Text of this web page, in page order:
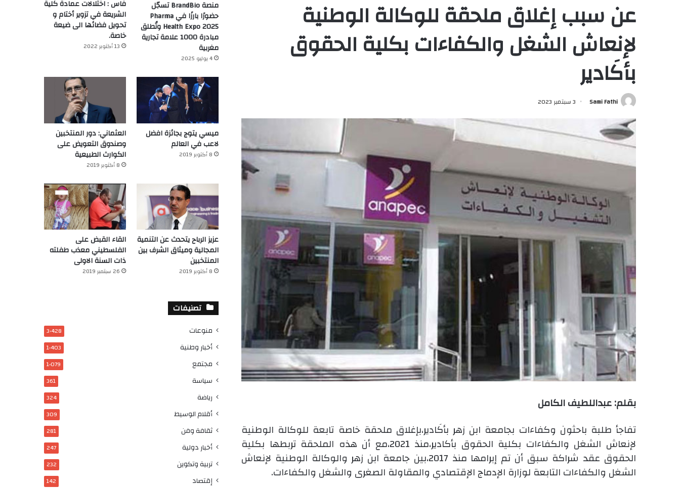
عن سبب إغلاق ملحقة للوكالة الوطنية
لإنعاش الشغل والكفاءات بكلية الحقوق
بأكَادير
Sami Fathi 3 سبتمبر 2023
بقلم: عبداللطيف الكامل
تفاجأ طلبة باحثون وكفاءات بجامعة ابن زهر بأكَادير،بإغلاق ملحقة خاصة تابعة للوكالة الوطنية
لإنعاش الشغل والكفاءات بكلية الحقوق بأكادير،منذ 2021،مع أن هذه الملحقة تربطها بكلية
الحقوق عقد شراكة سبق أن تم إبرامها منذ 2017،بين جامعة ابن زهر والوكالة الوطنية لإنعاش
الشغل والكفاءات التابعة لوزارة الإدماج الإقتصادي والمقاولة الصغرى والشغل والكفاءات.
منصة BrandBio تسجّل
حضورًا بارزًا في Pharma
Health Expo 2025 وتُطلق
مبادرة 1000 علامة تجارية
مغربية
4 يوليو 2025
فاس : اختلالات عمادة كلية
الشريعة في تزوير أختام و
تحويل فضائها الى ضيعة
خاصة.
13 أكتوبر 2022
ميسي يتوج بجائزة افضل
لاعب في العالم‎
8 أكتوبر 2019
العثماني: دور المنتخبين
وصندوق التعويض على
الكوارث الطبيعية
8 أكتوبر 2019
عزيز الرباح يتحدث عن التنمية
المجالية وميثاق الشرف بين
المنتخبين
8 أكتوبر 2019
القاء القبض على
الفلسطيني معذب طفلته
ذات السنة الاولى
26 سبتمبر 2019
تصنيفات
منوعات 3٬428
أخبار وطنية 1٬403
مجتمع 1٬079
سياسة 361
رياضة 324
أقلام الوسيط 309
ثقافة وفن 281
أخبار دولية 247
تربية وتكوين 232
إقتصاد 142